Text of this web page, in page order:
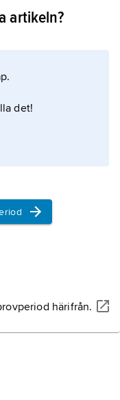
via
inte
med
artikeln?
det!
härifrån.